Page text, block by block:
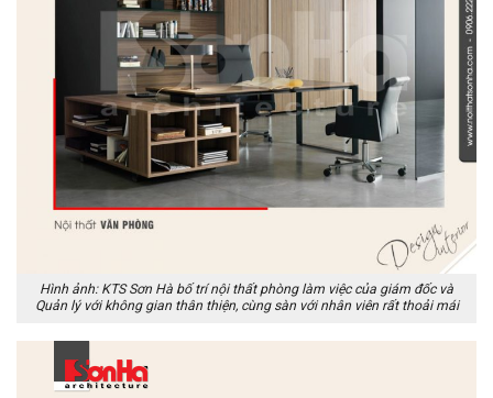
Hình ảnh: KTS Sơn Hà bố trí nội thất phòng làm việc của giám đốc và
Quản lý với không gian thân thiện, cùng sàn với nhân viên rất thoải mái